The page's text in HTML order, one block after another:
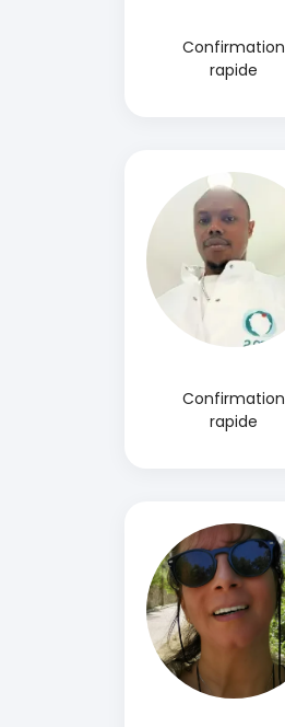
Confirmation
rapide
Confirmation
rapide